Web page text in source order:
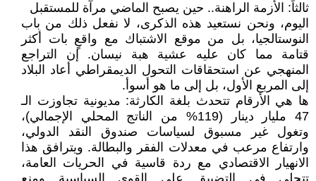
ثالثاً: الأزمة الراهنة.. حين يصبح الماضي مرآة للمستقبل
اليوم، ونحن نستعيد هذه الذكرى، لا نفعل ذلك من باب
النوستالجيا، بل من موقع الاشتباك مع واقعٍ بات أكثر
قتامة مما كان عليه عشية هبة نيسان. إن التراجع
المنهجي عن استحقاقات التحول الديمقراطي أعاد البلاد
إلى المربع الأول، بل إلى ما هو أسوأ.
ها هي الأرقام تتحدث بلغة الكارثة: مديونية تجاوزت الـ
47 مليار دينار (119% من الناتج المحلي الإجمالي)،
وتغول غير مسبوق لسياسات صندوق النقد الدولي،
وارتفاع مرعب في معدلات الفقر والبطالة. ويترافق هذا
الانهيار الاقتصادي مع ردة قاسية في الحريات العامة،